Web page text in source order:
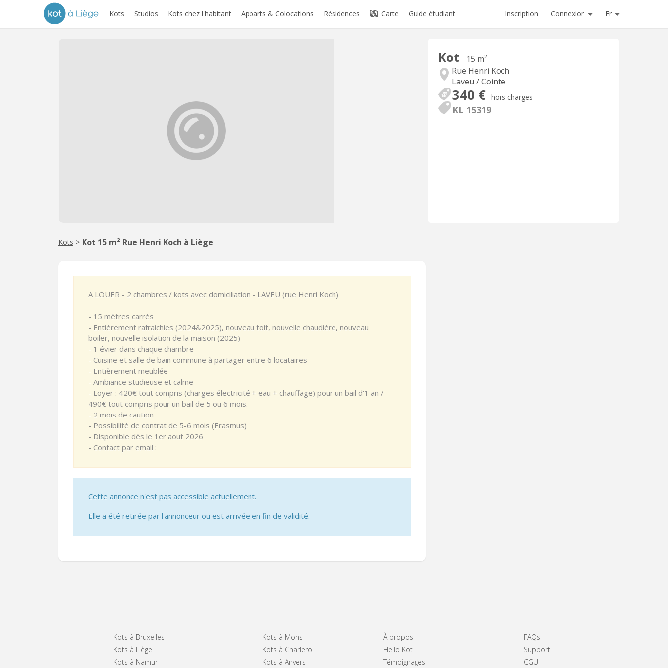
Kots Studios Kots chez l'habitant Apparts & Colocations Résidences Carte Guide étudiant Inscription Connexion Fr
Kot
15 m²
Rue Henri Koch
Laveu / Cointe
340 € hors charges
KL 15319
Kots > Kot 15 m² Rue Henri Koch à Liège
A LOUER - 2 chambres / kots avec domiciliation - LAVEU (rue Henri Koch)
- 15 mètres carrés
- Entièrement rafraichies (2024&2025), nouveau toit, nouvelle chaudière, nouveau
boiler, nouvelle isolation de la maison (2025)
- 1 évier dans chaque chambre
- Cuisine et salle de bain commune à partager entre 6 locataires
- Entièrement meublée
- Ambiance studieuse et calme
- Loyer : 420€ tout compris (charges électricité + eau + chauffage) pour un bail d'1 an /
490€ tout compris pour un bail de 5 ou 6 mois.
- 2 mois de caution
- Possibilité de contrat de 5-6 mois (Erasmus)
- Disponible dès le 1er aout 2026
- Contact par email :
Cette annonce n'est pas accessible actuellement.
Elle a été retirée par l'annonceur ou est arrivée en fin de validité.
Kots à Bruxelles
Kots à Liège
Kots à Namur
Kots à Mons
Kots à Charleroi
Kots à Anvers
À propos
Hello Kot
Témoignages
FAQs
Support
CGU